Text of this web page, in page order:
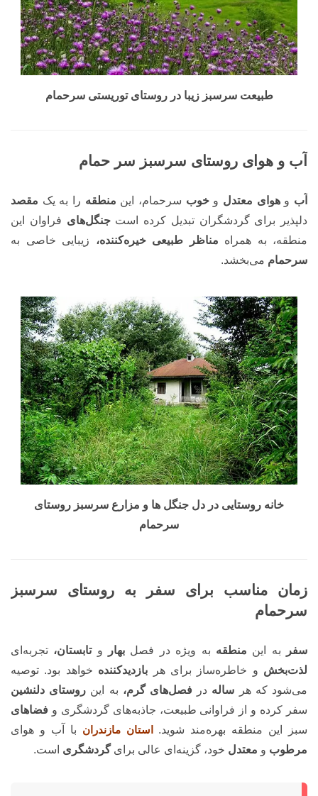
طبیعت سرسبز زیبا در روستای توریستی سرحمام
آب و هوای روستای سرسبز سر حمام
آب وهوای معتدل وخوب سرحمام، این منطقه را به یک مقصد
دلپذیر برای گردشگران تبدیل کرده استجنگل‌های فراوان این
منطقه، به همراه مناظر طبیعی خیره‌کننده، زیبایی خاصی به
سرحمام می‌بخشد.
خانه روستایی در دل جنگل ها و مزارع سرسبز روستای
سرحمام
زمان مناسب برای سفر به روستای سرسبز
سرحمام
سفر به این منطقه به ویژه در فصل بهار وتابستان، تجربه‌ای
لذت‌بخش و خاطره‌ساز برای هر بازدیدکننده خواهد بود. توصیه
می‌شود که هر ساله در فصل‌های گرم، به این روستای دلنشین
سفر کرده و از فراوانی طبیعت، جاذبه‌های گردشگری و فضاهای
سبز این منطقه بهره‌مند شوید.
استان مازندران با آب و هوای
مرطوب و معتدل خود، گزینه‌ای عالی برایگردشگری است.